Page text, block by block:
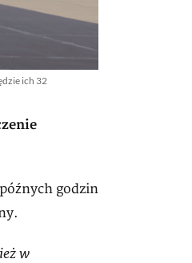
ich 32
godzin
w